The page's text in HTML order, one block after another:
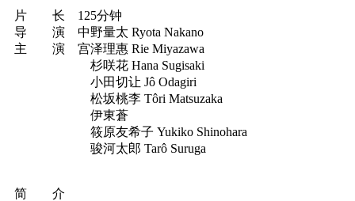
片 长 125分钟
导 演 中野量太 Ryota Nakano
主 演 宫泽理惠 Rie Miyazawa
杉咲花 Hana Sugisaki
小田切让 Jô Odagiri
松坂桃李 Tôri Matsuzaka
伊東蒼
筱原友希子 Yukiko Shinohara
骏河太郎 Tarô Suruga
简 介